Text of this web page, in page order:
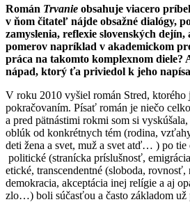
Román Trvanie obsahuje viacero
v ňom čitateľ nájde obsažné dialógy,
zamyslenia, reflexie slovenských dejín,
pomerov napríklad v akademickom
práca na takomto komplexnom diele?
nápad, ktorý ťa priviedol k jeho
V roku 2010 vyšiel román Stred,
pokračovaním. Písať román je niečo
a pred pätnástimi rokmi som si
oblúk od konkrétnych tém (rodina,
deti žena a svet, muž a svet atď… ) po tie
politické (stranícka príslušnosť,
etické, transcendentné (sloboda,
demokracia, akceptácia inej relígie a aj
zlo…) boli súčasťou a často základom už